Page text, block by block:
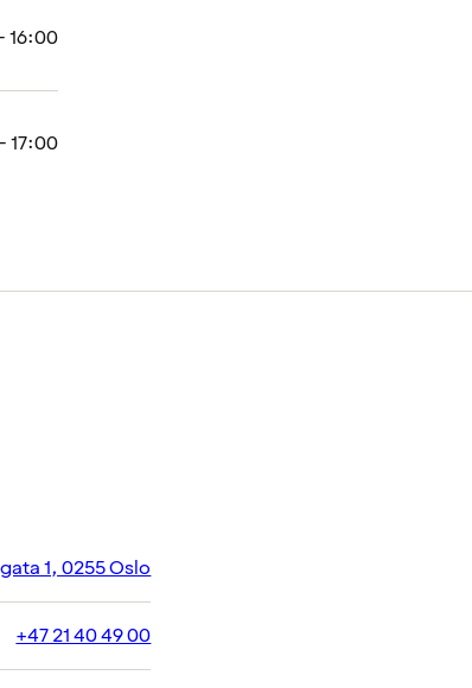
16:00
17:00
1, 0255 Oslo
+47 21 40 49 00